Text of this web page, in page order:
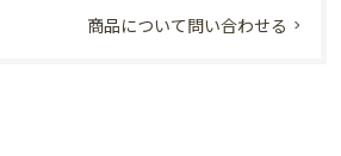
商品について問い合わせる